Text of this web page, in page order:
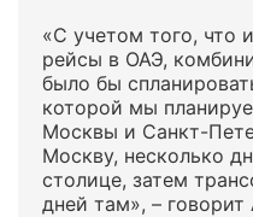
«С учетом того, что
рейсы в ОАЭ,
было бы
которой мы
Москвы и Санкт-
Москву, несколько
столице, затем
дней там», –